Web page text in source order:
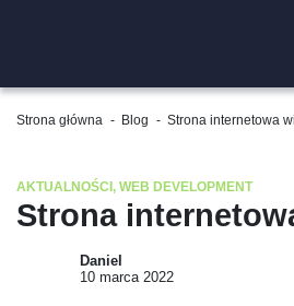
Strona główna - Blog - Strona internetowa
AKTUALNOŚCI, WEB DEVELOPMENT
Strona
Daniel
10 marca 2022